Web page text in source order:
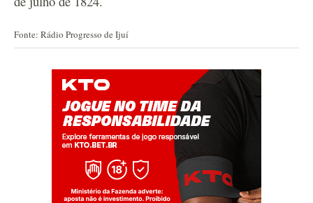
Fonte: Rádio Progresso de Ijuí